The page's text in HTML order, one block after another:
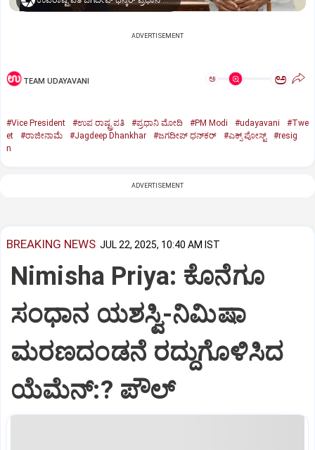
ADVERTISEMENT
TEAM UDAYAVANI ಅ ಅ
#Vice President #ಉಪ ರಾಷ್ಟ್ರಪತಿ #ಪ್ರಧಾನಿ ಮೋದಿ #PM Modi #udayavani
#Twe
et
#ರಾಜೀನಾಮೆ #Jagdeep Dhankhar #ಜಗದೀಪ್‌ ಧನ್‌ಕರ್‌ #ಎಕ್ಸ್‌ ಪೋಸ್ಟ್
#resig
n
ADVERTISEMENT
BREAKING NEWS JUL 22, 2025, 10:40 AM IST
Nimisha Priya: ಕೊನೆಗೂ
ಸಂಧಾನ ಯಶಸ್ವಿ-ನಿಮಿಷಾ
ಮರಣದಂಡನೆ ರದ್ದುಗೊಳಿಸಿದ
ಯೆಮೆನ್:? ಪೌಲ್